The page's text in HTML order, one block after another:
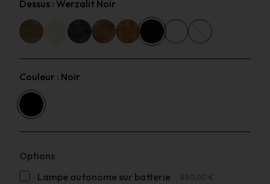
Dessus : Werzalit Noir
Couleur : Noir
Options
Lampe autonome sur batterie
890,00 €